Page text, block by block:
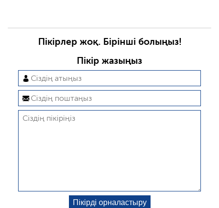
Пікірлер жоқ. Бірінші болыңыз!
Пікір жазыңыз